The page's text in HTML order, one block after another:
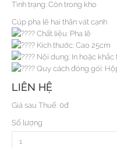
Tình trạng: Còn trong kho
Cúp pha lê hai thân vát cạnh
Chất liệu: Pha lê
Kích thước: Cao 25cm
Nội dung: In hoặc
Quy cách đóng gói:
LIÊN HỆ
Giá sau Thuế: 0đ
Số lượng